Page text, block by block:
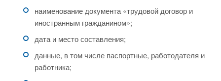
наименование документа «трудовой договор и
иностранным гражданином»;
дата и место составления;
данные, в том числе паспортные, работодателя и
работника;